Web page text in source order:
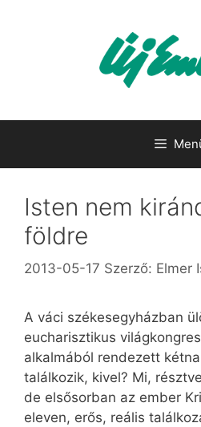
Isten nem
földre
2013-05-17 Szerző: Elmer
A váci székesegyházban
eucharisztikus
alkalmából rendezett
találkozik, kivel? Mi,
de elsősorban az ember
eleven, erős, reális